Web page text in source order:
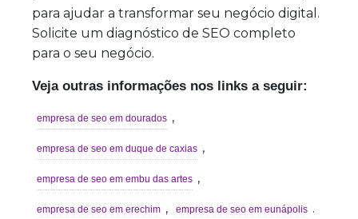
para ajudar a transformar seu negócio digital.
Solicite um diagnóstico de SEO completo
para o seu negócio.
Veja outras informações nos links a seguir:
empresa de seo em dourados ,
empresa de seo em duque de caxias ,
empresa de seo em embu das artes ,
empresa de seo em erechim , empresa de seo em eunápolis .